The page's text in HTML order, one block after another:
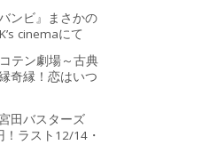
ンビ』まさかの
cinemaにて
テン劇場～古典
奇縁！恋はいつ
田バスターズ
！ラスト12/14・